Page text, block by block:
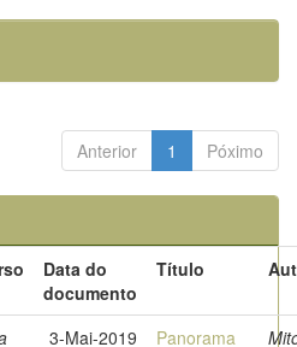
Anterior 1 Póximo
Data do
documento
Título
3-Mai-2019
Panorama